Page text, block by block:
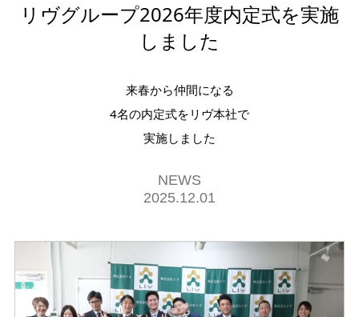
リヴグループ2026年度内定式を実施
しました
来春から仲間になる
4名の内定式をリヴ本社で
実施しました
NEWS
2025.12.01